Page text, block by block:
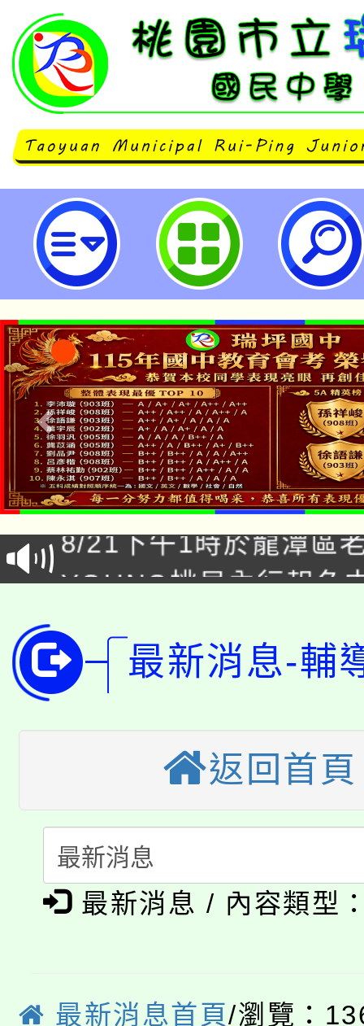
新北市「113學年度身心障礙學生
簡章-桃園市立瑞坪國民中學
「本色祭」8/29、30在
場熱烈登場!
8/21下午1時於龍潭區
徵才活動。
YOUNG桃局內行報名
開!
115年桃園市運動會8/
田徑場及游泳池舉行。
桃園市低收入戶享有免
半價優惠，詳情可洽有
者。
大園自造教育及科技中
份教師增能研習
大溪自造教育及科技
份教師研習
淨零綠生活教案入校路
會
115年食農教育專業人
程
「本色祭」8/29、30在
最新消息-輔
返回首頁
最新消息 / 內容類型
最新消息首頁/瀏覽：